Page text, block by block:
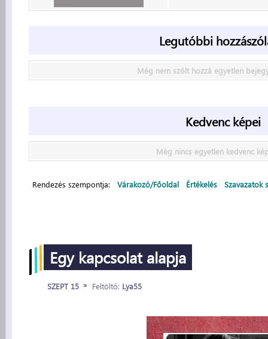
Legutóbbi
Még nem szólt hozzá egyetlen
Kedvenc képei
Még nincs egyetlen kedvenc
Rendezés szempontja: Várakozó/Főoldal Értékelés Szavazatok
Egy kapcsolat alapja
SZEPT 15 » Feltöltő: Lya55